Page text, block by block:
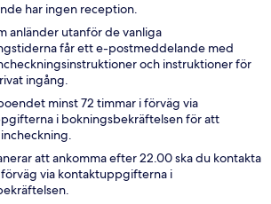
har ingen reception.
anländer utanför de vanliga
får ett e-postmeddelande med
och instruktioner för
ingång.
minst 72 timmar i förväg via
i bokningsbekräftelsen för att
att ankomma efter 22.00 ska du kontakta
via kontaktuppgifterna i